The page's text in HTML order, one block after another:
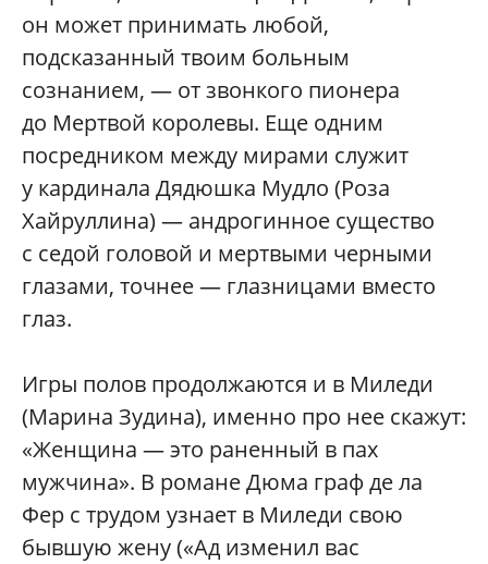
он может принимать любой,
подсказанный твоим больным
сознанием, — от звонкого пионера
до Мертвой королевы. Еще одним
посредником между мирами служит
у кардинала Дядюшка Мудло (Роза
Хайруллина) — андрогинное существо
с седой головой и мертвыми черными
глазами, точнее — глазницами вместо
глаз.
Игры полов продолжаются и в Миледи
(Марина Зудина), именно про нее скажут:
«Женщина — это раненный в пах
мужчина». В романе Дюма граф де ла
Фер с трудом узнает в Миледи свою
бывшую жену («Ад изменил вас